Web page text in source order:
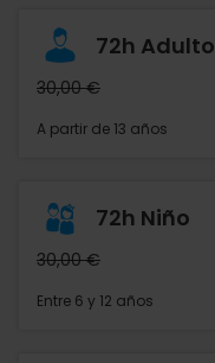
72h Adulto
30,00 €
A partir de 13 años
72h Niño
30,00 €
Entre 6 y 12 años